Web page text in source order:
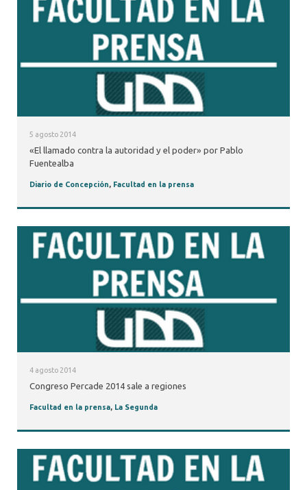
5 agosto 2014
«El llamado contra la autoridad y el poder» por Pablo
Fuentealba
Diario de Concepción, Facultad en la prensa
4 agosto 2014
Congreso Percade 2014 sale a regiones
Facultad en la prensa, La Segunda